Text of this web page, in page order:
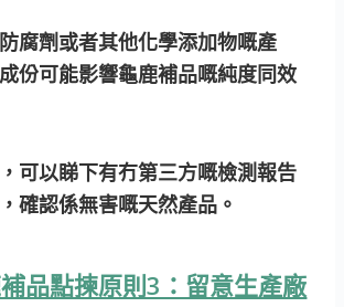
腐劑或者其他化學添加物嘅產
份可能影響龜鹿補品嘅純度同效
可以睇下有冇第三方嘅檢測報告
確認係無害嘅天然產品。
品點揀原則3：留意生產廠